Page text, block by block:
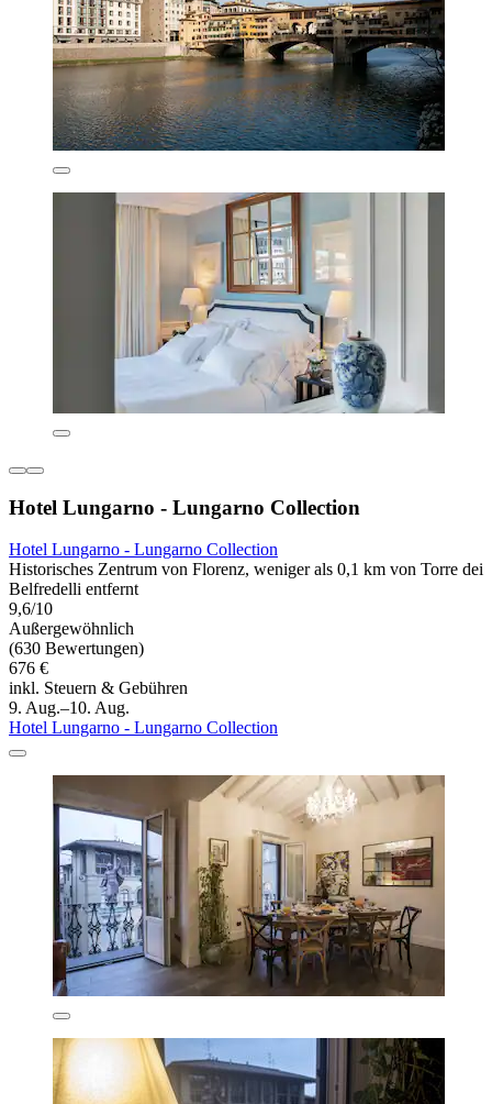
Hotel Lungarno - Lungarno Collection
Hotel Lungarno - Lungarno Collection
Historisches Zentrum von Florenz, weniger als 0,1 km von Torre dei
Belfredelli entfernt
9,6/10
Außergewöhnlich
(630 Bewertungen)
676 €
inkl. Steuern & Gebühren
9. Aug.–10. Aug.
Hotel Lungarno - Lungarno Collection